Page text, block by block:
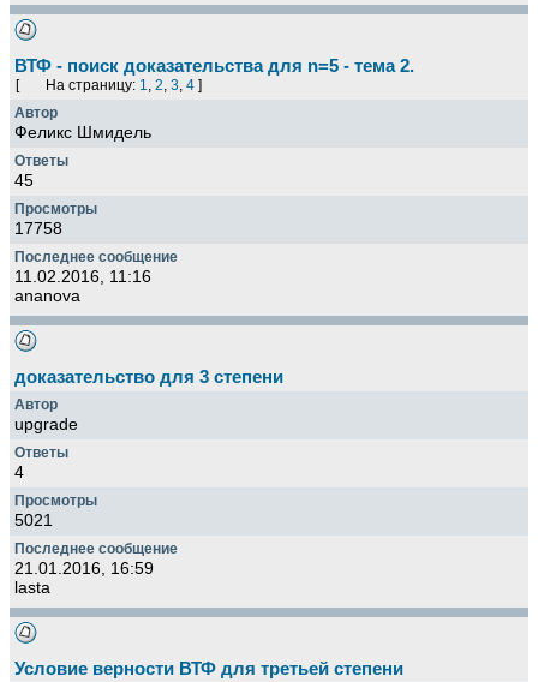
ВТФ - поиск доказательства для n=5 - тема 2.
[ На страницу: 1, 2, 3, 4]
Феликс Шмидель
45
17758
11.02.2016, 11:16
ananova
доказательство для 3 степени
upgrade
4
5021
21.01.2016, 16:59
lasta
Условие верности ВТФ для третьей степени